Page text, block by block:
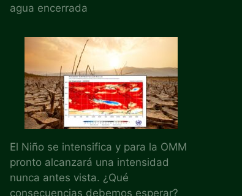
agua encerrada
El Niño se intensifica y para la OMM
pronto alcanzará una intensidad
nunca antes vista. ¿Qué
consecuencias debemos esperar?